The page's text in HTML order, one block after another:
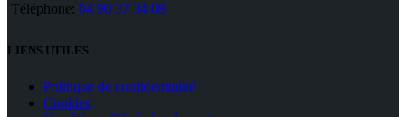
Téléphone: 04 90 37 34 08
LIENS UTILES
Politique de confidentialité
Cookies